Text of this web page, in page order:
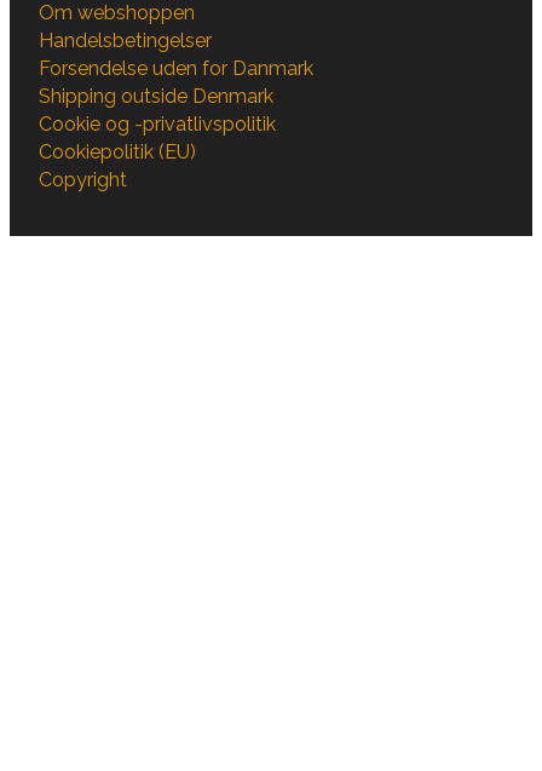
Om webshoppen
Handelsbetingelser
Forsendelse uden for Danmark
Shipping outside Denmark
Cookie og -privatlivspolitik
Cookiepolitik (EU)
Copyright